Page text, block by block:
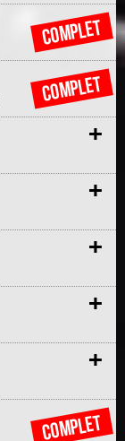
+
COMPLET
+
COMPLET
+
+
+
+
+
+
COMPLET